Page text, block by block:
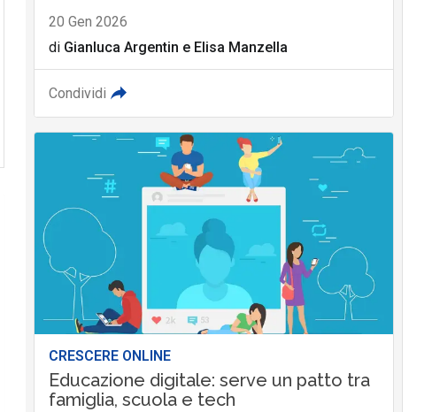
20 Gen 2026
di Gianluca Argentin e Elisa Manzella
Condividi
CRESCERE ONLINE
Educazione digitale: serve un patto tra
famiglia, scuola e tech